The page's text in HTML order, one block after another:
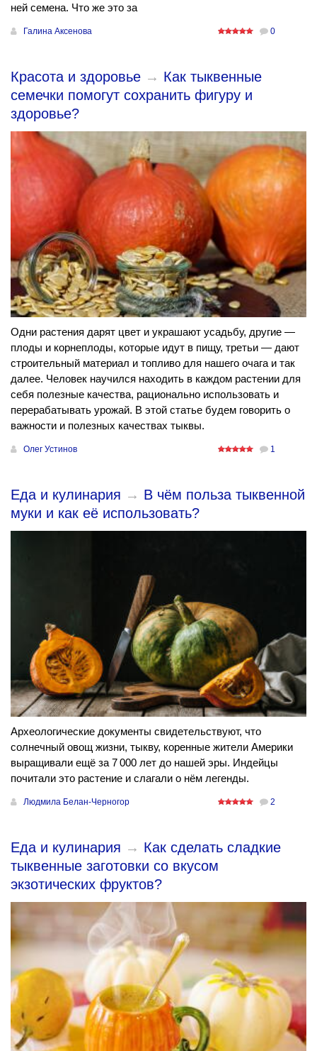
ней семена. Что же это за
Галина Аксенова 0
Красота и здоровье → Как тыквенные
семечки помогут сохранить фигуру и
здоровье?
Одни растения дарят цвет и украшают усадьбу, другие —
плоды и корнеплоды, которые идут в пищу, третьи — дают
строительный материал и топливо для нашего очага и так
далее. Человек научился находить в каждом растении для
себя полезные качества, рационально использовать и
перерабатывать урожай. В этой статье будем говорить о
важности и полезных качествах тыквы.
Олег Устинов 1
Еда и кулинария → В чём польза тыквенной
муки и как её использовать?
Археологические документы свидетельствуют, что
солнечный овощ жизни, тыкву, коренные жители Америки
выращивали ещё за 7 000 лет до нашей эры. Индейцы
почитали это растение и слагали о нём легенды.
Людмила Белан-Черногор 2
Еда и кулинария → Как сделать сладкие
тыквенные заготовки со вкусом
экзотических фруктов?